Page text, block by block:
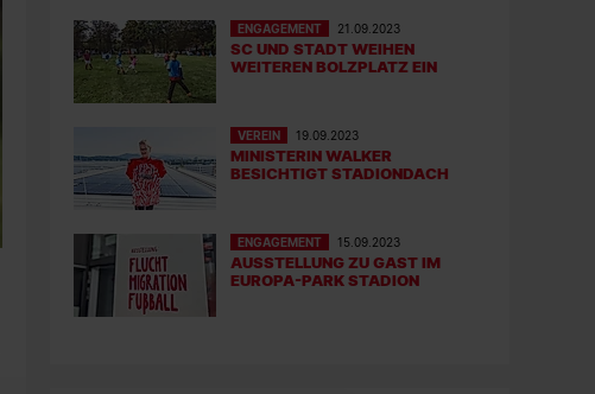
ENGAGEMENT 21.09.2023
SC UND STADT WEIHEN
WEITEREN BOLZPLATZ EIN
VEREIN 19.09.2023
MINISTERIN WALKER
BESICHTIGT STADIONDACH
ENGAGEMENT 15.09.2023
AUSSTELLUNG ZU GAST IM
EUROPA-PARK STADION